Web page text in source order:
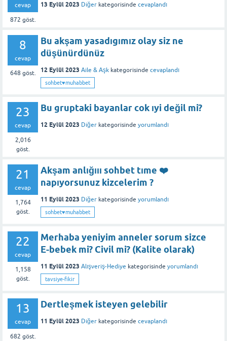
cevap
872 göst.
13 Eylül 2023 Diğer kategorisinde cevaplandı
8
cevap
648 göst.
Bu akşam yasadıgımız olay siz ne
düşünürdünüz
12 Eylül 2023 Aile & Aşk kategorisinde cevaplandı
sohbet♥️muhabbet
23
cevap
2,016
göst.
Bu gruptaki bayanlar cok ıyi değil mi?
12 Eylül 2023 Diğer kategorisinde yorumlandı
21
cevap
1,764
göst.
Akşam anlığııı sohbet tıme ❤️
napıyorsunuz kizcelerim ?
11 Eylül 2023 Diğer kategorisinde yorumlandı
sohbet♥️muhabbet
22
cevap
1,158
göst.
Merhaba yeniyim anneler sorum sizce
E-bebek mi? Civil mi? (Kalite olarak)
11 Eylül 2023 Alışveriş-Hediye kategorisinde yorumlandı
tavsiye-fikir
13
cevap
682 göst.
Dertleşmek isteyen gelebilir
11 Eylül 2023 Diğer kategorisinde cevaplandı